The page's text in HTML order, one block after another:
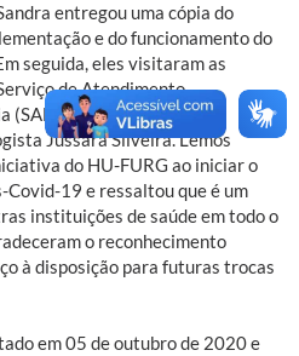
entregou uma cópia do
e do funcionamento do
seguida, eles visitaram as
de Atendimento
(SAE Infectologia), e
Jussara Silveira. Lemos
do HU-FURG ao iniciar o
19 e ressaltou que é um
instituições de saúde em todo o
o reconhecimento
à disposição para futuras trocas
em 05 de outubro de 2020 e